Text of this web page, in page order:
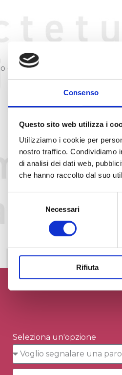
Consenso
Questo sito web utilizza i
Utilizziamo i cookie per
nostro traffico. Condividiamo
di analisi dei dati web,
che hanno raccolto dal suo
Necessari
Rifiuta
caricato al momento.
Seleziona un'opzione